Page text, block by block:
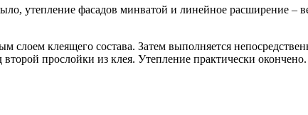
утепление фасадов минватой и линейное расширение –
слоем клеящего состава. Затем выполняется
прослойки из клея. Утепление практически